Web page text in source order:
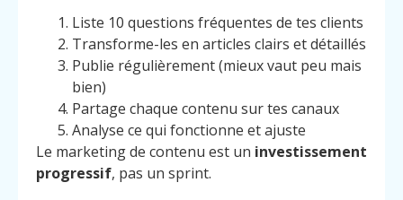
Liste 10 questions fréquentes de tes clients
Transforme-les en articles clairs et détaillés
Publie régulièrement (mieux vaut peu mais
bien)
Partage chaque contenu sur tes canaux
Analyse ce qui fonctionne et ajuste
Le marketing de contenu est un investissement
progressif, pas un sprint.